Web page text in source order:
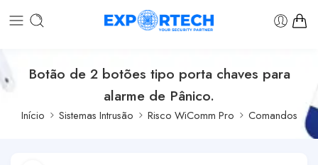
Botão de 2 botões tipo porta chaves para
alarme de Pânico.
Início Sistemas Intrusão Risco WiComm Pro Comandos